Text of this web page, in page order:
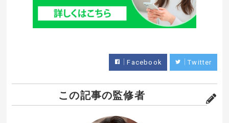
Facebook Twitter
この記事の監修者